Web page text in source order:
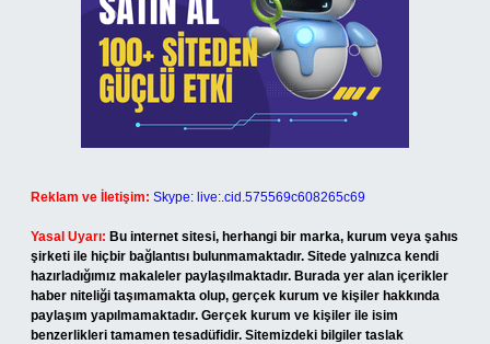
Reklam ve İletişim: Skype: live:.cid.575569c608265c69
Yasal Uyarı: Bu internet sitesi, herhangi bir marka, kurum veya şahıs
şirketi ile hiçbir bağlantısı bulunmamaktadır. Sitede yalnızca kendi
hazırladığımız makaleler paylaşılmaktadır. Burada yer alan içerikler
haber niteliği taşımamakta olup, gerçek kurum ve kişiler hakkında
paylaşım yapılmamaktadır. Gerçek kurum ve kişiler ile isim
benzerlikleri tamamen tesadüfidir. Sitemizdeki bilgiler taslak